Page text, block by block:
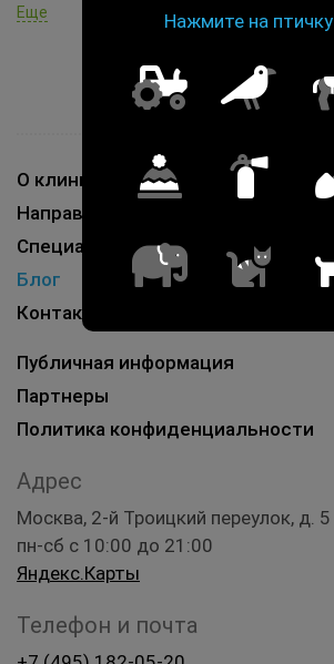
Еще
О клинике
Направления работы
Специалисты
Блог
Контакты
Публичная информация
Партнеры
Политика конфиденциальности
Адрес
Москва, 2-й Троицкий переулок, д. 5
пн-сб с 10:00 до 21:00
Яндекс.Карты
Телефон и почта
Нажмите на птичку